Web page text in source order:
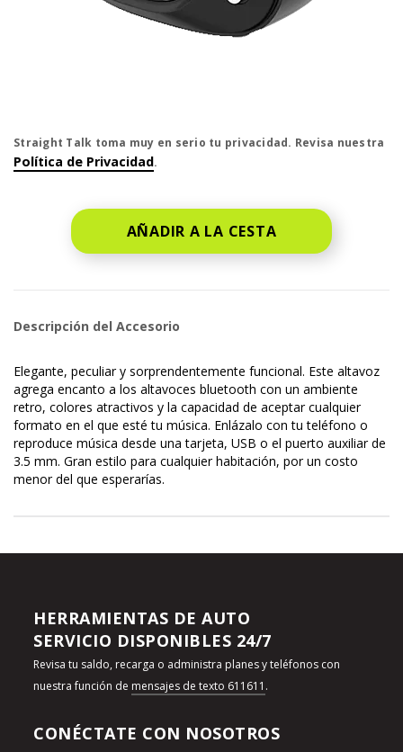
Straight Talk toma muy en serio tu privacidad. Revisa nuestra
Política de Privacidad.
AÑADIR A LA CESTA
Descripción del Accesorio
Elegante, peculiar y sorprendentemente funcional. Este altavoz
agrega encanto a los altavoces bluetooth con un ambiente
retro, colores atractivos y la capacidad de aceptar cualquier
formato en el que esté tu música. Enlázalo con tu teléfono o
reproduce música desde una tarjeta, USB o el puerto auxiliar de
3.5 mm. Gran estilo para cualquier habitación, por un costo
menor del que esperarías.
HERRAMIENTAS DE AUTO
SERVICIO DISPONIBLES 24/7
Revisa tu saldo, recarga o administra planes y teléfonos con
nuestra función de mensajes de texto 611611 .
CONÉCTATE CON NOSOTROS